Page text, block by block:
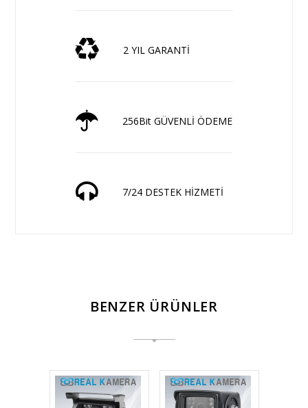
2 YIL GARANTİ
256Bit GÜVENLİ ÖDEME
7/24 DESTEK HİZMETİ
BENZER ÜRÜNLER